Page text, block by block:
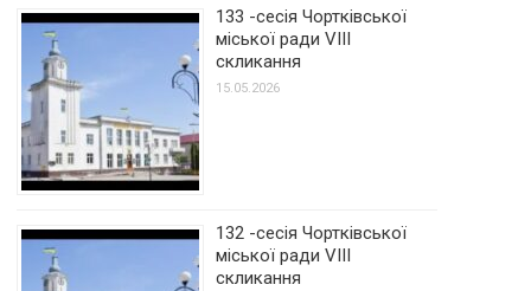
133 -сесія Чортківської
міської ради VIII
скликання
15.05.2026
132 -сесія Чортківської
міської ради VIII
скликання